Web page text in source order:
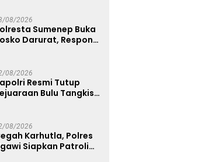
Binaan Lapas
08/2026
Sumenep Buka
Darurat, Respon
Sentosa 2
08/2026
Resmi Tutup
Bulu Tangkis
Dukung Prestasi
Nasional
08/2026
Karhutla, Polres
Siapkan Patroli